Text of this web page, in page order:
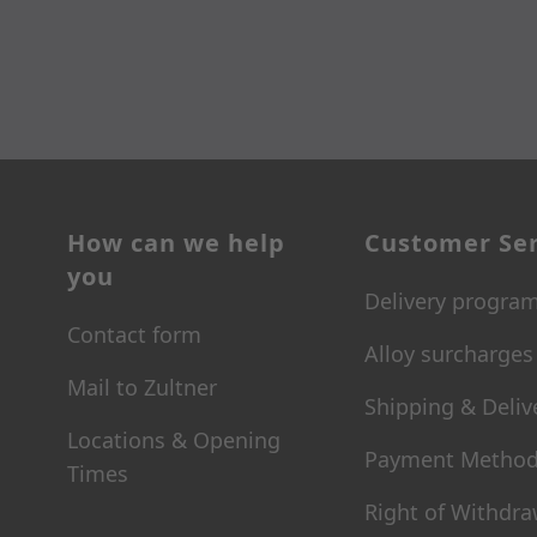
How can we help
you
Contact form
Mail to Zultner
Locations & Opening
Times
Customer
Delivery
Alloy surcharges
Shipping &
Payment
Right of